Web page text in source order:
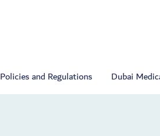
Policies and Regulations Dubai